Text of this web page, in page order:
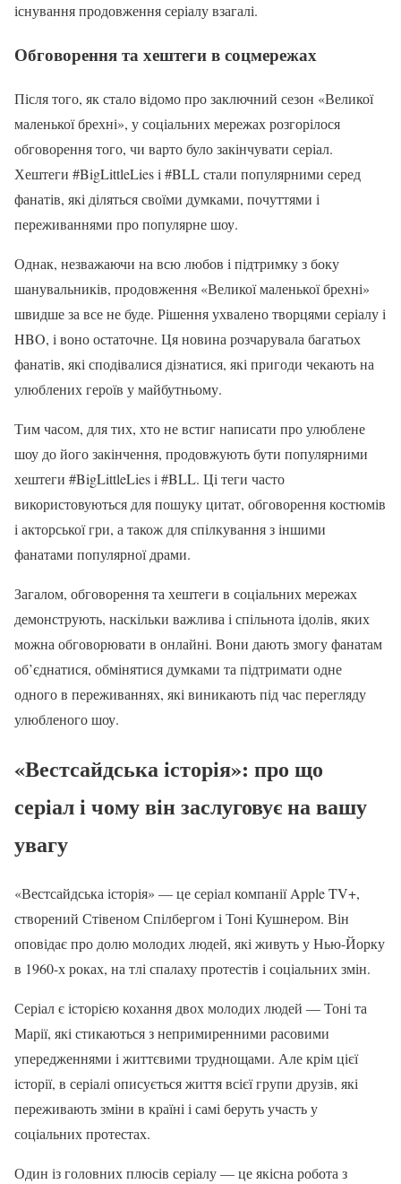
існування продовження серіалу взагалі.
Обговорення та хештеги в соцмережах
Після того, як стало відомо про заключний сезон «Великої
маленької брехні», у соціальних мережах розгорілося
обговорення того, чи варто було закінчувати серіал.
Хештеги #BigLittleLies і #BLL стали популярними серед
фанатів, які діляться своїми думками, почуттями і
переживаннями про популярне шоу.
Однак, незважаючи на всю любов і підтримку з боку
шанувальників, продовження «Великої маленької брехні»
швидше за все не буде. Рішення ухвалено творцями серіалу і
HBO, і воно остаточне. Ця новина розчарувала багатьох
фанатів, які сподівалися дізнатися, які пригоди чекають на
улюблених героїв у майбутньому.
Тим часом, для тих, хто не встиг написати про улюблене
шоу до його закінчення, продовжують бути популярними
хештеги #BigLittleLies і #BLL. Ці теги часто
використовуються для пошуку цитат, обговорення костюмів
і акторської гри, а також для спілкування з іншими
фанатами популярної драми.
Загалом, обговорення та хештеги в соціальних мережах
демонструють, наскільки важлива і спільнота ідолів, яких
можна обговорювати в онлайні. Вони дають змогу фанатам
об’єднатися, обмінятися думками та підтримати одне
одного в переживаннях, які виникають під час перегляду
улюбленого шоу.
«Вестсайдська історія»: про що
серіал і чому він заслуговує на вашу
увагу
«Вестсайдська історія» — це серіал компанії Apple TV+,
створений Стівеном Спілбергом і Тоні Кушнером. Він
оповідає про долю молодих людей, які живуть у Нью-Йорку
в 1960-х роках, на тлі спалаху протестів і соціальних змін.
Серіал є історією кохання двох молодих людей — Тоні та
Марії, які стикаються з непримиренними расовими
упередженнями і життєвими труднощами. Але крім цієї
історії, в серіалі описується життя всієї групи друзів, які
переживають зміни в країні і самі беруть участь у
соціальних протестах.
Один із головних плюсів серіалу — це якісна робота з